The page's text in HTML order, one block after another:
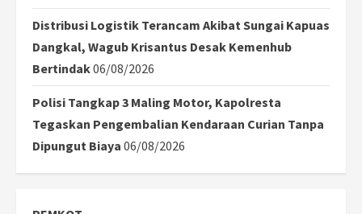
Distribusi Logistik Terancam Akibat Sungai Kapuas
Dangkal, Wagub Krisantus Desak Kemenhub
Bertindak06/08/2026
Polisi Tangkap 3 Maling Motor, Kapolresta
Tegaskan Pengembalian Kendaraan Curian Tanpa
Dipungut Biaya 06/08/2026